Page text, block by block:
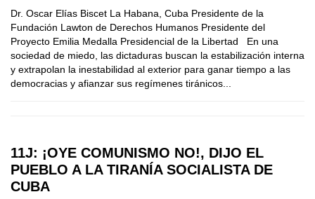
Dr. Oscar Elías Biscet La Habana, Cuba Presidente de la
Fundación Lawton de Derechos Humanos Presidente del
Proyecto Emilia Medalla Presidencial de la Libertad En una
sociedad de miedo, las dictaduras buscan la estabilización interna
y extrapolan la inestabilidad al exterior para ganar tiempo a las
democracias y afianzar sus regímenes tiránicos...
11J: ¡OYE COMUNISMO NO!, DIJO EL
PUEBLO A LA TIRANÍA SOCIALISTA DE
CUBA